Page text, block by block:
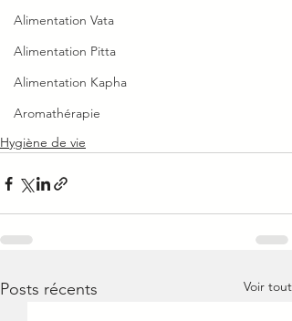
Alimentation Vata
Alimentation Pitta
Alimentation Kapha
Aromathérapie
Hygiène de vie
Posts récents Voir tout